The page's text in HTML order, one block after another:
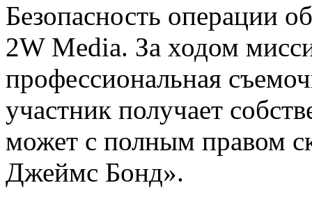
Безопасность операции
2W Media. За ходом
профессиональная
участник получает
может с полным правом
Джеймс Бонд».